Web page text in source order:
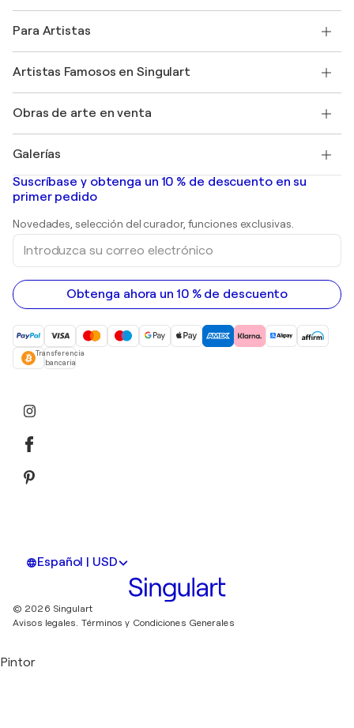
Ofrecer una tarjeta regalo
Unirse a nuestro programa comercial
Mi cuenta
Protección al comprador
+34 911 23 97 81
faq
Revista Singulart
Empleos
Descubre arte original seleccionado
Para Artistas
Inicie sesión como Artista
Artistas Famosos en Singulart
Marc Chagall
Banksy
Mr. Brainwash
Shepard Fairey
Obras de arte en venta
Pinturas abstractas en venta
pinturas de paisajes
Huellas dactilares
pinturas acrílicas
Galerías
Galerías de arte en España
Suscríbase y obtenga un 10 % de descuento en su
primer pedido
Novedades, selección del curador, funciones exclusivas.
Introduzca
correo
electrónico
Obtenga ahora un 10 % de descuento
Transferencia
bancaria
Español | USD
© 2026 Singulart
Avisos legales. Términos y Condiciones Generales
Pintor